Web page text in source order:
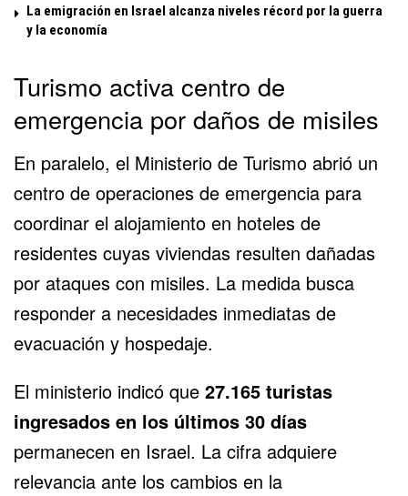
La emigración en Israel alcanza niveles récord por la guerra
y la economía
Turismo activa centro de
emergencia por daños de misiles
En paralelo, el Ministerio de Turismo abrió un
centro de operaciones de emergencia para
coordinar el alojamiento en hoteles de
residentes cuyas viviendas resulten dañadas
por ataques con misiles. La medida busca
responder a necesidades inmediatas de
evacuación y hospedaje.
El ministerio indicó que 27.165 turistas
ingresados en los últimos 30 días
permanecen en Israel. La cifra adquiere
relevancia ante los cambios en la